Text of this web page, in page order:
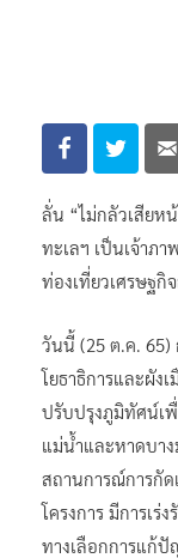
ลั่น “ไม่กลัวเสียห
ทะเลฯ เป็นเจ้าภ
ท่องเที่ยวเศรษฐกิ
วันนี้ (25 ต.ค.
โยธาธิการและผัง
ปรับปรุงภูมิทัศน์เ
แม่น้ำและหาดบาง
สถานการณ์การกัด
โครงการ มีการเร่
ทางเลือกการแก้ปั